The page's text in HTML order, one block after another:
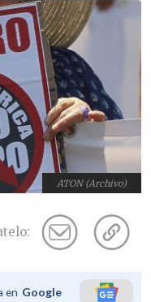
ATON (Archivo)
en Google